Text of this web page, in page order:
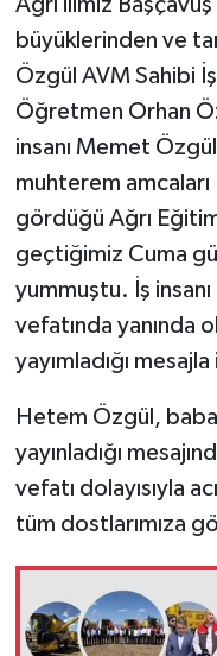
Ağrı ilimiz
büyüklerinden ve
Özgül AVM Sahibi
Öğretmen Orhan
insanı Memet
muhterem amcaları
gördüğü Ağrı
geçtiğimiz Cuma
yummuştu. İş
vefatında yanında
yayımladığı
Hetem Özgül,
yayınladığı
vefatı dolayısıyla
tüm dostlarımıza